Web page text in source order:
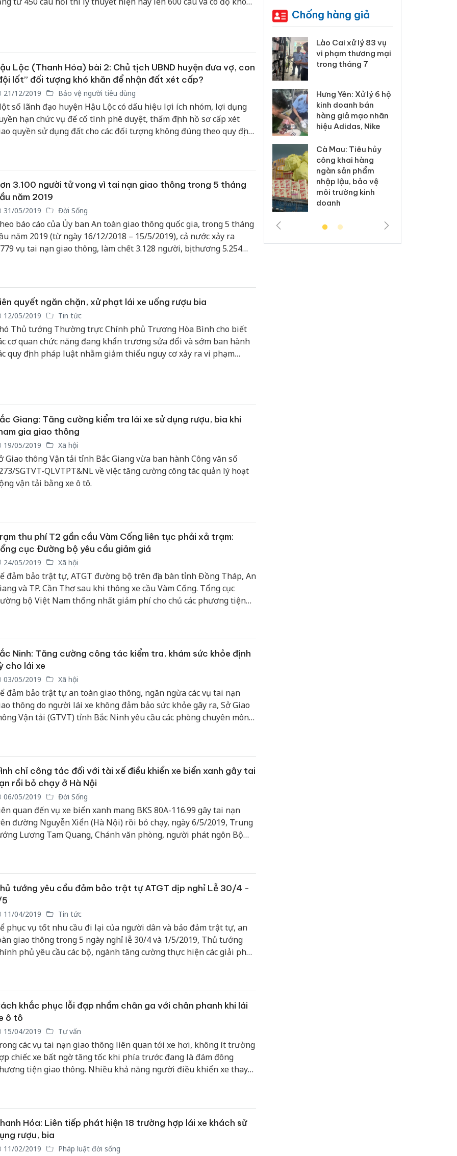
Lộc (Thanh Hóa) bài 2: Chủ tịch UBND huyện đưa vợ, con
lốt” đối tượng khó khăn để nhận đất xét cấp?
21/12/2019 Bảo vệ người tiêu dùng
số lãnh đạo huyện Hậu Lộc có dấu hiệu lợi ích nhóm, lợi dụng
hạn chức vụ để cố tình phê duyệt, thẩm định hồ sơ cấp xét
quyền sử dụng đất cho các đối tượng không đúng theo quy định
3.100 người tử vong vì tai nạn giao thông trong 5 tháng
năm 2019
31/05/2019 Đời Sống
báo cáo của Ủy ban An toàn giao thông quốc gia, trong 5 tháng
năm 2019 (từ ngày 16/12/2018 – 15/5/2019), cả nước xảy ra
vụ tai nạn giao thông, làm chết 3.128 người, bị thương 5.254
quyết ngăn chặn, xử phạt lái xe uống rượu bia
12/05/2019 Tin tức
Thủ tướng Thường trực Chính phủ Trương Hòa Bình cho biết
cơ quan chức năng đang khẩn trương sửa đổi và sớm ban hành
quy định pháp luật nhằm giảm thiểu nguy cơ xảy ra vi phạm
Giang: Tăng cường kiểm tra lái xe sử dụng rượu, bia khi
gia giao thông
19/05/2019 Xã hội
Giao thông Vận tải tỉnh Bắc Giang vừa ban hành Công văn số
SGTVT-QLVTPT&NL về việc tăng cường công tác quản lý hoạt
vận tải bằng xe ô tô.
thu phí T2 gần cầu Vàm Cống liên tục phải xả trạm:
cục Đường bộ yêu cầu giảm giá
24/05/2019 Xã hội
đảm bảo trật tự, ATGT đường bộ trên địa bàn tỉnh Đồng Tháp, An
và TP. Cần Thơ sau khi thông xe cầu Vàm Cống. Tổng cục
bộ Việt Nam thống nhất giảm phí cho chủ các phương tiện
Ninh: Tăng cường công tác kiểm tra, khám sức khỏe định
cho lái xe
03/05/2019 Xã hội
đảm bảo trật tự an toàn giao thông, ngăn ngừa các vụ tai nạn
thông do người lái xe không đảm bảo sức khỏe gây ra, Sở Giao
Vận tải (GTVT) tỉnh Bắc Ninh yêu cầu các phòng chuyên môn,
chỉ công tác đối với tài xế điều khiển xe biển xanh gây tai
rồi bỏ chạy ở Hà Nội
06/05/2019 Đời Sống
quan đến vụ xe biển xanh mang BKS 80A-116.99 gây tai nạn
đường Nguyễn Xiển (Hà Nội) rồi bỏ chạy, ngày 6/5/2019, Trung
Lương Tam Quang, Chánh văn phòng, người phát ngôn Bộ
tướng yêu cầu đảm bảo trật tự ATGT dịp nghỉ Lễ 30/4 -
11/04/2019 Tin tức
phục vụ tốt nhu cầu đi lại của người dân và bảo đảm trật tự, an
giao thông trong 5 ngày nghỉ lễ 30/4 và 1/5/2019, Thủ tướng
phủ yêu cầu các bộ, ngành tăng cường thực hiện các giải pháp
khắc phục lỗi đạp nhầm chân ga với chân phanh khi lái
ô tô
15/04/2019 Tư vấn
các vụ tai nạn giao thông liên quan tới xe hơi, không ít trường
chiếc xe bất ngờ tăng tốc khi phía trước đang là đám đông
tiện giao thông. Nhiều khả năng người điều khiển xe thay
Hóa: Liên tiếp phát hiện 18 trường hợp lái xe khách sử
rượu, bia
11/02/2019 Pháp luật đời sống
Chống hàng giả
tìm bị hại trong vụ
án sản xuất, buôn
bán yến sào giả
hại trong vụ án
buôn bán bình sữa
Moyuum giả
bán hàng giả tại
Phú Quốc ra đầu
Lào Cai xử lý 83 vụ
vi phạm thương mại
trong tháng 7
Hưng Yên: Xử lý 6 hộ
kinh doanh bán
hàng giả mạo nhãn
hiệu Adidas, Nike
Cà Mau: Tiêu hủy
công khai hàng
ngàn sản phẩm
nhập lậu, bảo vệ
môi trường kinh
doanh